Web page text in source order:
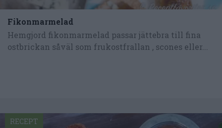
Fikonmarmelad
Hemgjord fikonmarmelad passar jättebra till fina
ostbrickan såväl som frukostfrallan , scones eller...
RECEPT